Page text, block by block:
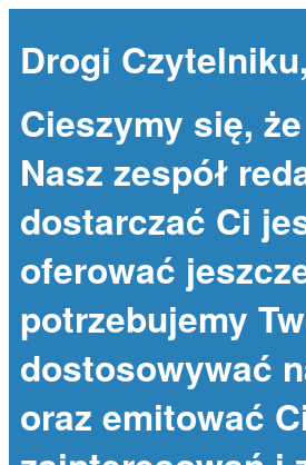
Drogi Czytelniku,
Cieszymy się,
Nasz zespół
dostarczać Ci
oferować
potrzebujemy
dostosowywać
oraz emitować